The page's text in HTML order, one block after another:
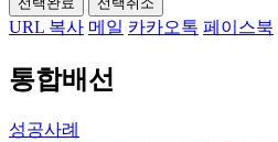
URL 복사 메일 카카오톡 페이스북
통합배선
성공사례